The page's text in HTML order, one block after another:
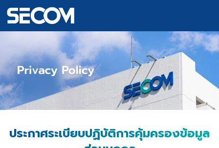
ประกาศระเบียบปฏิบัติการคุ้มครองข้อมูล